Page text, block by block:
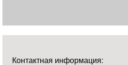
Контактная информация: